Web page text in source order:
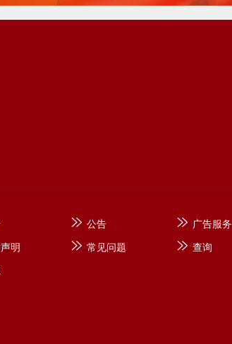
公告 广告服务
明 常见问题 查询